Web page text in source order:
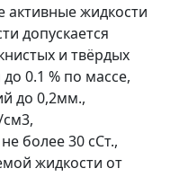
активные жидкости
допускается
и твёрдых
0.1 % по массе,
до 0,2мм.,
см3,
более 30 сСт.,
жидкости от